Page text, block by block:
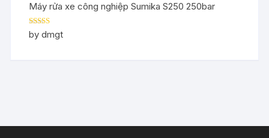
Máy rửa xe công nghiệp Sumika S250 250bar
Rated5out
of 5
by dmgt